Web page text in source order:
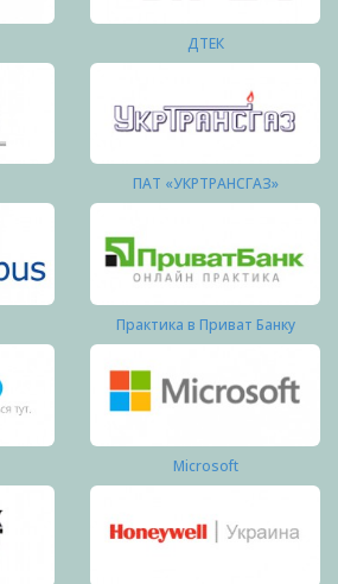
ДТЕК
ПАТ «УКРТРАНСГАЗ»
Практика в Приват Банку
Microsoft